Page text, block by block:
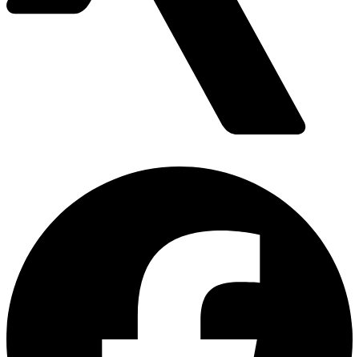
Teilurkunde PL-11060-03-01
Teilurkunde PL-11060-03-01
DAkkS Akkreditierung Saarbrücken D-PL-11060-02-
(PDF, 109.7 KB)
00_nach_DIN_EN_ISOIEC_170252018_24.10.2024